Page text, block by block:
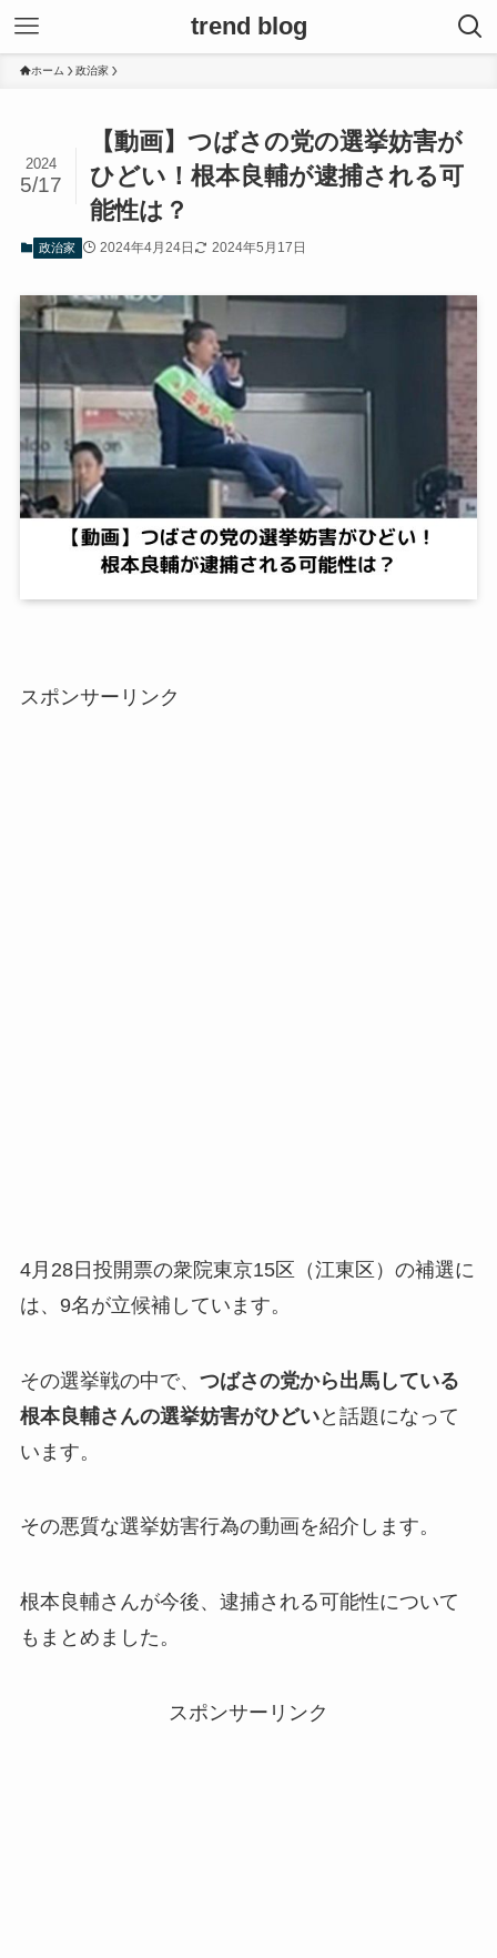
trend blog
ホーム 政治家
【動画】つばさの党の選挙妨害が
ひどい！根本良輔が逮捕される可
能性は？
2024
5/17
政治家 2024年4月24日 2024年5月17日
スポンサーリンク
4月28日投開票の衆院東京15区（江東区）の補選に
は、9名が立候補しています。
その選挙戦の中で、 つばさの党から出馬している
根本良輔さんの選挙妨害がひどいと話題になって
います。
その悪質な選挙妨害行為の動画を紹介します。
根本良輔さんが今後、逮捕される可能性について
もまとめました。
スポンサーリンク